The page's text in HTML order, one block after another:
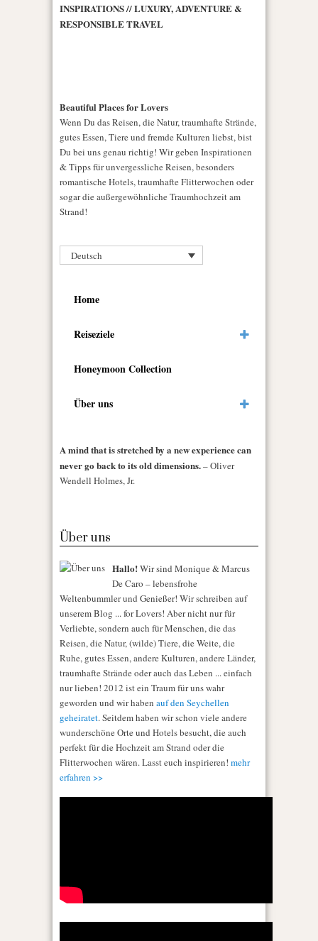
INSPIRATIONS // LUXURY, ADVENTURE &
RESPONSIBLE TRAVEL
Beautiful Places for Lovers
Wenn Du das Reisen, die Natur, traumhafte Strände,
gutes Essen, Tiere und fremde Kulturen liebst, bist
Du bei uns genau richtig! Wir geben Inspirationen
& Tipps für unvergessliche Reisen, besonders
romantische Hotels, traumhafte Flitterwochen oder
sogar die außergewöhnliche Traumhochzeit am
Strand!
Deutsch
Home
Reiseziele
Honeymoon Collection
Über uns
A mind that is stretched by a new experience can
never go back to its old dimensions.– Oliver
Wendell Holmes, Jr.
Über uns
Hallo!Wir sind Monique & Marcus
De Caro – lebensfrohe
Weltenbummler und Genießer! Wir schreiben auf
unserem Blog ... for Lovers! Aber nicht nur für
Verliebte, sondern auch für Menschen, die das
Reisen, die Natur, (wilde) Tiere, die Weite, die
Ruhe, gutes Essen, andere Kulturen, andere Länder,
traumhafte Strände oder auch das Leben ... einfach
nur lieben! 2012 ist ein Traum für uns wahr
geworden und wir haben auf den Seychellen
geheiratet. Seitdem haben wir schon viele andere
wunderschöne Orte und Hotels besucht, die auch
perfekt für die Hochzeit am Strand oder die
Flitterwochen wären. Lasst euch inspirieren! mehr
erfahren >>